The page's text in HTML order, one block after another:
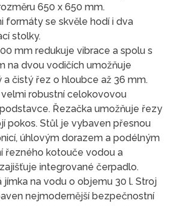
650 x 650 mm.
formáty se skvěle hodí i dva
stolky.
mm redukuje vibrace a spolu s
na dvou vodičích umožňuje
a čistý řez o hloubce až 36 mm.
robustní celokovovou
Řezačka umožňuje řezy
pokos. Stůl je vybaven přesnou
úhlovým dorazem a podélným
řezného kotouče vodou a
integrované čerpadlo.
jímka na vodu o objemu 30 l. Stroj
nejmodernější bezpečnostní